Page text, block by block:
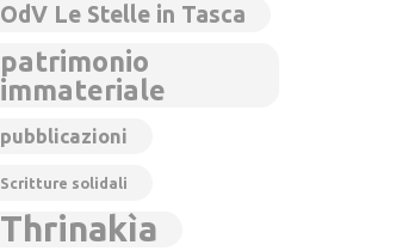
OdV Le Stelle in Tasca
patrimonio
immateriale
pubblicazioni
Scritture solidali
Thrinakìa